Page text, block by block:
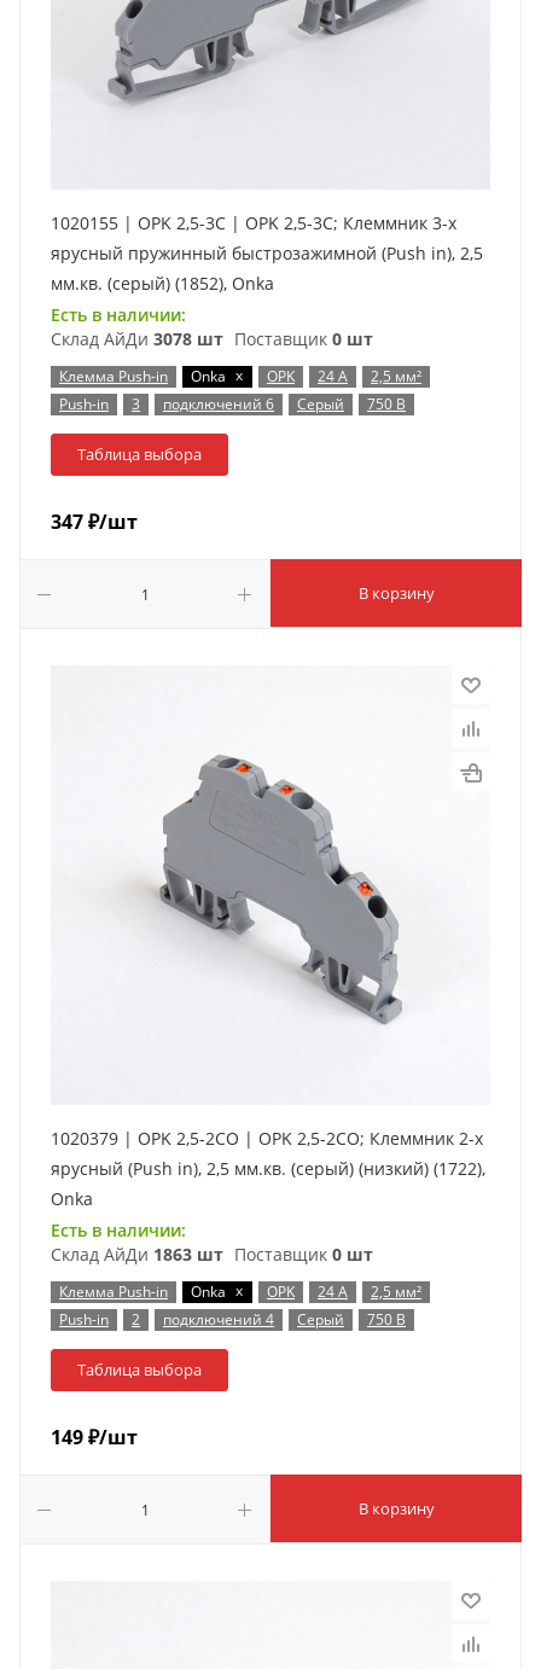
1020155 | OPK 2,5-3C | OPK 2,5-3C; Клеммник 3-х
ярусный пружинный быстрозажимной (Push in), 2,5
мм.кв. (серый) (1852), Onka
Есть в наличии:
Склад АйДи 3078 шт Поставщик 0 шт
Клемма Push-in Onka x OPK 24 А
2,5 мм²
Push-in
3 подключений 6 Серый 750 В
Таблица выбора
347₽/шт
В корзину
1020379 | OPK 2,5-2CO | OPK 2,5-2CO; Клеммник 2-х
ярусный (Push in), 2,5 мм.кв. (серый) (низкий) (1722),
Onka
Есть в наличии:
Склад АйДи 1863 шт Поставщик 0 шт
Клемма Push-in Onka x OPK 24 А
2,5 мм²
Push-in
2 подключений 4 Серый 750 В
Таблица выбора
149₽/шт
В корзину